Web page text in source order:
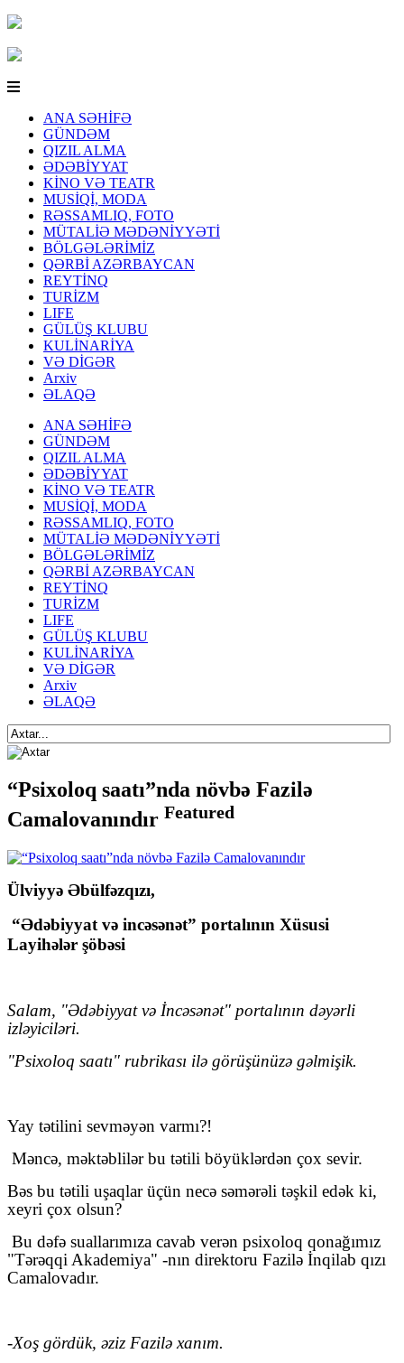
ANA SƏHİFƏ
GÜNDƏM
QIZIL ALMA
ƏDƏBİYYAT
KİNO VƏ TEATR
MUSİQİ, MODA
RƏSSAMLIQ, FOTO
MÜTALİƏ MƏDƏNİYYƏTİ
BÖLGƏLƏRİMİZ
QƏRBİ AZƏRBAYCAN
REYTİNQ
TURİZM
LIFE
GÜLÜŞ KLUBU
KULİNARİYA
VƏ DİGƏR
Arxiv
ƏLAQƏ
ANA SƏHİFƏ
GÜNDƏM
QIZIL ALMA
ƏDƏBİYYAT
KİNO VƏ TEATR
MUSİQİ, MODA
RƏSSAMLIQ, FOTO
MÜTALİƏ MƏDƏNİYYƏTİ
BÖLGƏLƏRİMİZ
QƏRBİ AZƏRBAYCAN
REYTİNQ
TURİZM
LIFE
GÜLÜŞ KLUBU
KULİNARİYA
VƏ DİGƏR
Arxiv
ƏLAQƏ
“Psixoloq saatı”nda növbə Fazilə
Camalovanındır Featured
Ülviyyə Əbülfəzqızı,
“Ədəbiyyat və incəsənət” portalının Xüsusi
Layihələr şöbəsi
Salam, "Ədəbiyyat və İncəsənət" portalının dəyərli
izləyiciləri.
"Psixoloq saatı" rubrikası ilə görüşünüzə gəlmişik.
Yay tətilini sevməyən varmı?!
Məncə, məktəblilər bu tətili böyüklərdən çox sevir.
Bəs bu tətili uşaqlar üçün necə səmərəli təşkil edək ki,
xeyri çox olsun?
Bu dəfə suallarımıza cavab verən psixoloq qonağımız
"Tərəqqi Akademiya" -nın direktoru Fazilə İnqilab qızı
Camalovadır.
-Xoş gördük, əziz Fazilə xanım.